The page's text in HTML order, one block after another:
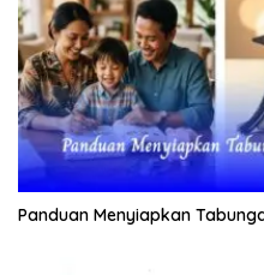
Panduan Menyiapkan